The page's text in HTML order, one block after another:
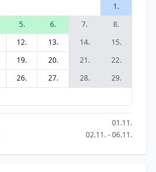
1.
5. 6. 7.
8.
12. 13. 14.
15.
19. 20. 21.
22.
26. 27. 28.
29.
01.11.
02.11. - 06.11.